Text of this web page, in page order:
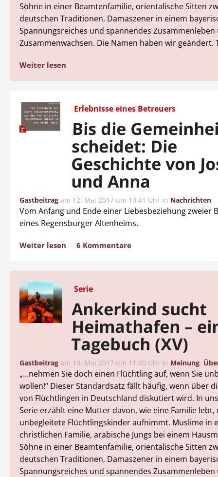
Söhne in einer Beamtenfamilie, orientalische Sitten
deutschen Traditionen, Damaszener in einem
Spannungsreiches und spannendes Zusammenleben
Zusammenwachsen. Die Namen haben wir geändert.
Weiter lesen
Erlebnisse eines Betreuers
Bis die
scheidet: Die
Geschichte von
und Anna
Gastbeitrag am 12. Mai 2017 um 10:41 Uhr in Nachrichten
Vom Anfang und Ende einer Liebesbeziehung zweier
eines Regensburger Altenheims.
Weiter lesen 6 Kommentare
Serie
Ankerkind sucht
Heimathafen –
Tagebuch (XV)
Gastbeitrag am 10. Mai 2017 um 11:40 Uhr in Meinung,
„…nehmen Sie doch einen Flüchtling auf, wenn Sie
wollen!“ Dieser Standardsatz fällt häufig, wenn über
von Flüchtlingen in Deutschland diskutiert wird. In
Serie erzählt eine Mutter davon, wie eine Familie lebt,
unbegleitete Flüchtlingskinder aufnimmt. Muslime in
christlichen Familie, arabische Jungs bei einem
Söhne in einer Beamtenfamilie, orientalische Sitten
deutschen Traditionen, Damaszener in einem
Spannungsreiches und spannendes Zusammenleben